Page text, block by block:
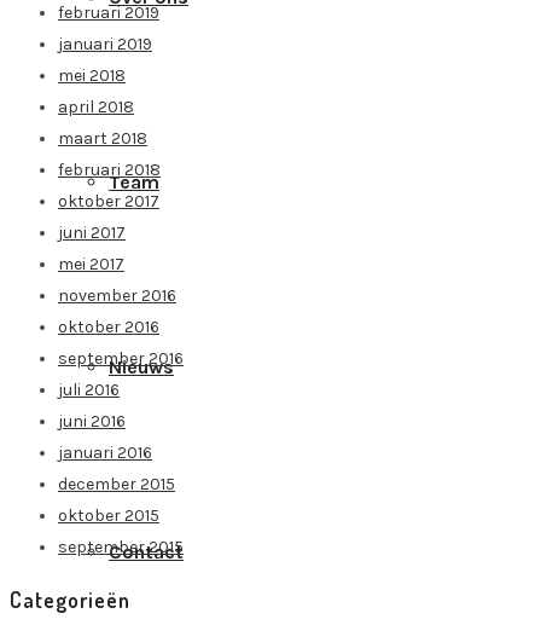
Team
Nieuws
Contact
februari 2019
januari 2019
mei 2018
april 2018
maart 2018
februari 2018
oktober 2017
juni 2017
mei 2017
november 2016
oktober 2016
september 2016
juli 2016
juni 2016
januari 2016
december 2015
oktober 2015
september 2015
Categorieën